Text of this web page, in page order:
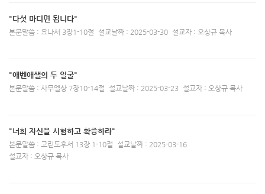
"다섯 마디면 됩니다"
본문말씀 : 요나서 3장1-10절 설교날짜 : 2025-03-30 설교자 : 오상규 목사
"애벤애샐의 두 얼굴"
본문말씀 : 사무엘상 7장10-14절 설교날짜 : 2025-03-23 설교자 : 오상규 목사
"너희 자신을 시험하고 확증하라"
본문말씀 : 고린도후서 13장 1-10절
설교날짜 : 2025-03-16
설교자 : 오상규 목사